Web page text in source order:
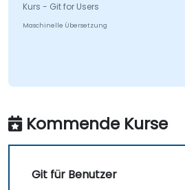
Kurs - Git for Users
Maschinelle Übersetzung
Kommende Kurse
Git für Benutzer